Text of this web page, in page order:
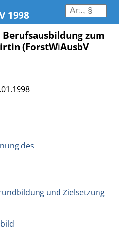
1998
zum
(ForstWiAusbV
des
und Zielsetzung